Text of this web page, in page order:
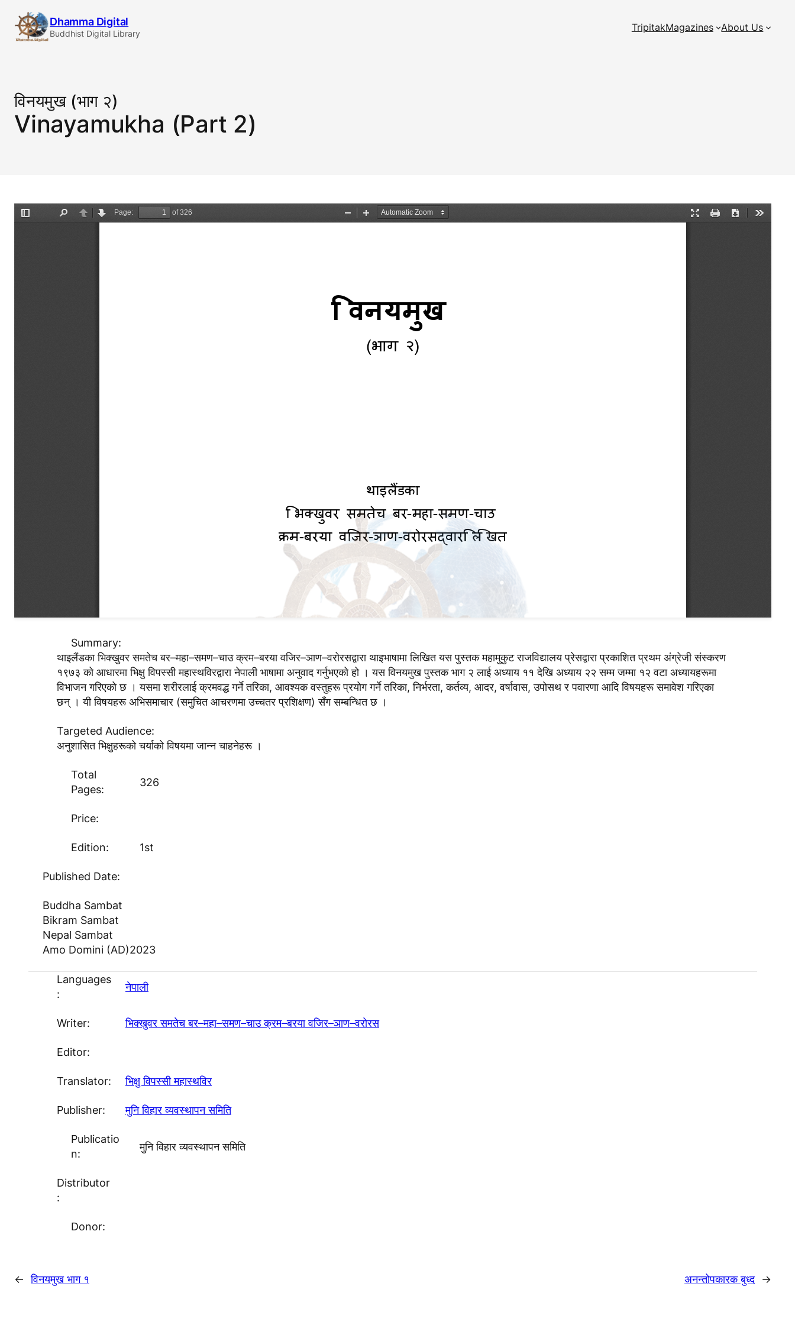
content
Dhamma Digital
Buddhist Digital Library TripitakMagazines About Us
विनयमुख (भाग २)
Vinayamukha (Part 2)
Summary:
थाइलैंडका भिक्खुवर समतेच बर–महा–समण–चाउ क्रम–बरया वजिर–ञाण–वरोरसद्वारा थाइभाषामा लिखित यस पुस्तक महामुकुट राजविद्यालय प्रेसद्वारा प्रकाशित प्रथम अंग्रेजी संस्करण
१९७३ को आधारमा भिक्षु विपस्सी महास्थविरद्वारा नेपाली भाषामा अनुवाद गर्नुभएको हो । यस विनयमुख पुस्तक भाग २ लाई अध्याय ११ देखि अध्याय २२ सम्म जम्मा १२ वटा अध्यायहरूमा
विभाजन गरिएको छ । यसमा शरीरलाई क्रमवद्ध गर्ने तरिका, आवश्यक वस्तुहरू प्रयोग गर्ने तरिका, निर्भरता, कर्तव्य, आदर, वर्षावास, उपोसथ र पवारणा आदि विषयहरू समावेश गरिएका
छन् । यी विषयहरू अभिसमाचार (समुचित आचरणमा उच्चतर प्रशिक्षण) सँग सम्बन्धित छ ।
Targeted Audience:
अनुशासित भिक्षुहरूको चर्याको विषयमा जान्न चाहनेहरू ।
Total
Pages:
326
Price:
Edition: 1st
Published Date:
Buddha Sambat
Bikram Sambat
Nepal Sambat
Amo Domini (AD)2023
Languages
:
नेपाली
Writer: भिक्खुवर समतेच बर–महा–समण–चाउ क्रम–बरया वजिर–ञाण–वरोरस
Editor:
Translator: भिक्षु विपस्सी महास्थविर
Publisher: मुनि विहार व्यवस्थापन समिति
Publicatio
n:
मुनि विहार व्यवस्थापन समिति
Distributor
:
Donor:
← विनयमुख भाग १ अनन्तोपकारक बुध्द →